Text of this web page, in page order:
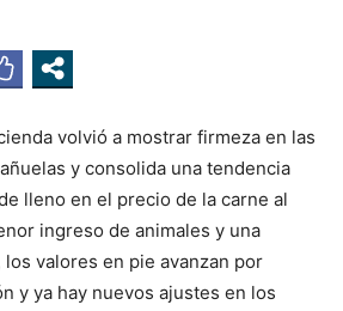
volvió a mostrar firmeza en las
y consolida una tendencia
lleno en el precio de la carne al
ingreso de animales y una
valores en pie avanzan por
y ya hay nuevos ajustes en los